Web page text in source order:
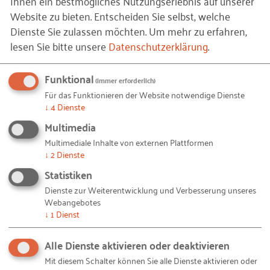
im Initiativkreis und somit in der Jury vertreten. Bis
zum 21.Juni 2021 können sich Unternehmen,
Gründerinnen und Gründer für den Wettbewerb
2021hier bewerben.
WEITER
Bildquellen und Copyright-Hinweise
© Tina Rösler, Hessischer Gründerpreis / Privat/Non-kommerziell – Hessischer
Gründerpreis 2020 (HGP2020__035_von_186_.jpg)
Aus der Praxis für die Praxis
Im Rahmen der Initiative "Unternehmensnachfolge - aus der Praxis für
die Praxis" des BMWi fördern 30 Modellprojekte
Unternehmensnachfolge.
HIER INFORMIEREN!
Website zu bieten. Entscheiden Sie selbst, welche
Dienste Sie zulassen möchten.Um mehr zu erfahren,
lesen Sie bitte unsereDatenschutzerklärung.
Funktional(immer erforderlich)
Für das Funktionieren der Website notwendige Dienste
↓ 4Dienste
Multimedia
Multimediale Inhalte von externen Plattformen
↓ 2Dienste
Statistiken
Dienste zur Weiterentwicklung und Verbesserung unseres
Webangebotes
↓ 1 Dienst
Alle Dienste aktivieren oder deaktivieren
Mit diesem Schalter können Sie alle Dienste aktivieren oder